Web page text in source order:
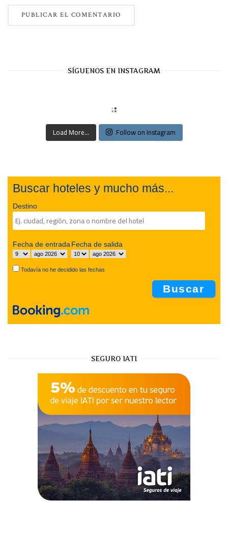
SÍGUENOS EN INSTAGRAM
Load More... Follow on Instagram
Buscar hoteles y mucho más...
Destino
Fecha de entrada Fecha de salida
Todavía no he decidido las fechas
SEGURO IATI